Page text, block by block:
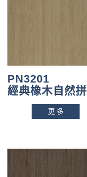
PN3201
經典橡木自然拼
更多